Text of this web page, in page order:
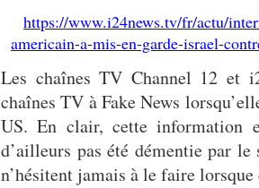
https://www.i24news.tv/fr/actu/
americain-a-mis-en-garde-israel-
Les chaînes TV Channel 12 et
chaînes TV à Fake News
US. En clair, cette information
d’ailleurs pas été démentie par
n’hésitent jamais à le faire